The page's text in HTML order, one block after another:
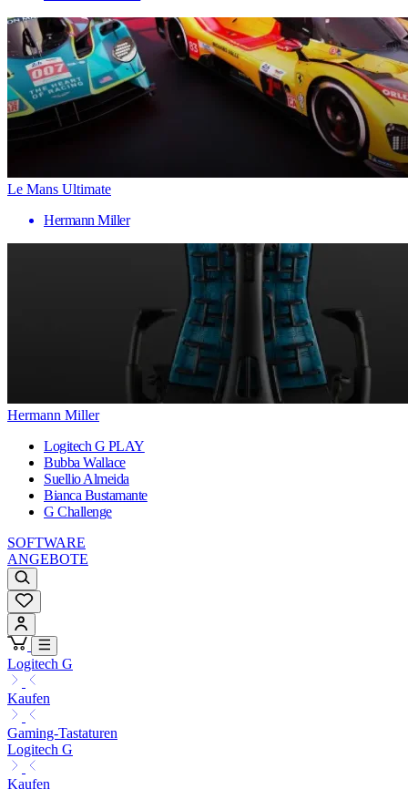
Le Mans Ultimate
Hermann Miller
Hermann Miller
Logitech G PLAY
Bubba Wallace
Suellio Almeida
Bianca Bustamante
G Challenge
SOFTWARE
ANGEBOTE
Logitech G
Kaufen
Gaming-Tastaturen
Logitech G
Kaufen